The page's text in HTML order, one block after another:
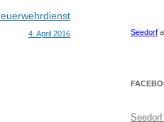
4. April 2016 Seedorf